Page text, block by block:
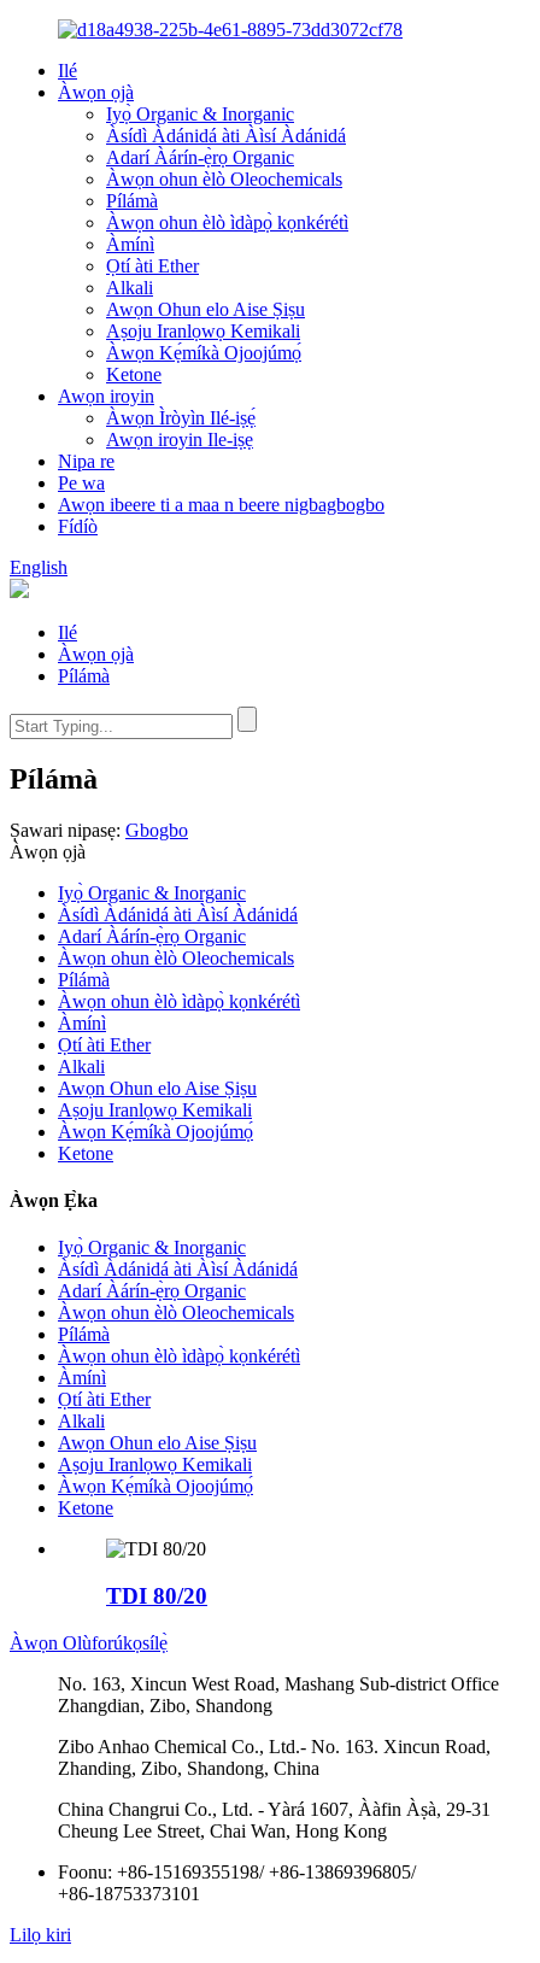
Ilé
Àwọn ọjà
Iyọ̀ Organic & Inorganic
Àsídì Àdánidá àti Àìsí Àdánidá
Adarí Àárín-ẹ̀rọ Organic
Àwọn ohun èlò Oleochemicals
Pílámà
Àwọn ohun èlò ìdàpọ̀ kọnkérétì
Àmínì
Ọtí àti Ether
Alkali
Awọn Ohun elo Aise Ṣiṣu
Aṣoju Iranlọwọ Kemikali
Àwọn Kẹ́míkà Ojoojúmọ́
Ketone
Awọn iroyin
Àwọn Ìròyìn Ilé-iṣẹ́
Awọn iroyin Ile-iṣẹ
Nipa re
Pe wa
Awọn ibeere ti a maa n beere nigbagbogbo
Fídíò
English
Ilé
Àwọn ọjà
Pílámà
Pílámà
Ṣawari nipasẹ: Gbogbo
Àwọn ọjà
Iyọ̀ Organic & Inorganic
Àsídì Àdánidá àti Àìsí Àdánidá
Adarí Àárín-ẹ̀rọ Organic
Àwọn ohun èlò Oleochemicals
Pílámà
Àwọn ohun èlò ìdàpọ̀ kọnkérétì
Àmínì
Ọtí àti Ether
Alkali
Awọn Ohun elo Aise Ṣiṣu
Aṣoju Iranlọwọ Kemikali
Àwọn Kẹ́míkà Ojoojúmọ́
Ketone
Àwọn Ẹ̀ka
Iyọ̀ Organic & Inorganic
Àsídì Àdánidá àti Àìsí Àdánidá
Adarí Àárín-ẹ̀rọ Organic
Àwọn ohun èlò Oleochemicals
Pílámà
Àwọn ohun èlò ìdàpọ̀ kọnkérétì
Àmínì
Ọtí àti Ether
Alkali
Awọn Ohun elo Aise Ṣiṣu
Aṣoju Iranlọwọ Kemikali
Àwọn Kẹ́míkà Ojoojúmọ́
Ketone
TDI 80/20
Àwọn Olùforúkọsílẹ̀
No. 163, Xincun West Road, Mashang Sub-district Office
Zhangdian, Zibo, Shandong
Zibo Anhao Chemical Co., Ltd.- No. 163. Xincun Road,
Zhanding, Zibo, Shandong, China
China Changrui Co., Ltd. - Yàrá 1607, Ààfin Àṣà, 29-31
Cheung Lee Street, Chai Wan, Hong Kong
Foonu: +86-15169355198/+86-13869396805/
+86-18753373101
Lilọ kiri